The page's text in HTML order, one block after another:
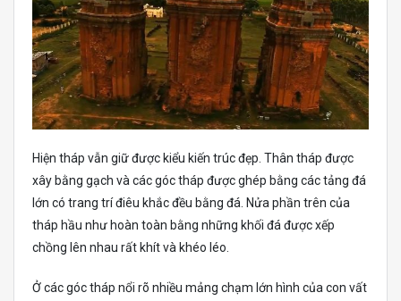
Hiện tháp vẫn giữ được kiểu kiến trúc đẹp. Thân tháp được
xây bằng gạch và các góc tháp được ghép bằng các tảng đá
lớn có trang trí điêu khắc đều bằng đá. Nửa phần trên của
tháp hầu như hoàn toàn bằng những khối đá được xếp
chồng lên nhau rất khít và khéo léo.
Ở các góc tháp nổi rõ nhiều mảng chạm lớn hình của con vất